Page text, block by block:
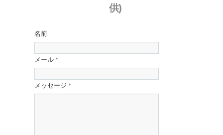
供)
名前
メール *
メッセージ *